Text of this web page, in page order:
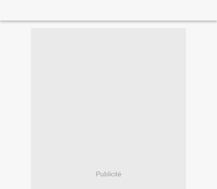
Publicité